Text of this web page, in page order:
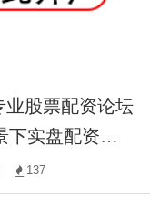
下实盘配资的
控估值中枢
137